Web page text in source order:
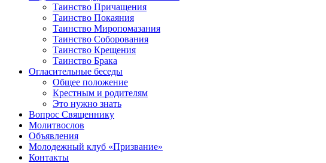
Таинство Причащения
Таинство Покаяния
Таинство Миропомазания
Таинство Соборования
Таинство Крещения
Таинство Брака
Огласительные беседы
Общее положение
Крестным и родителям
Это нужно знать
Вопрос Священнику
Молитвослов
Объявления
Молодежный клуб «Призвание»
Контакты